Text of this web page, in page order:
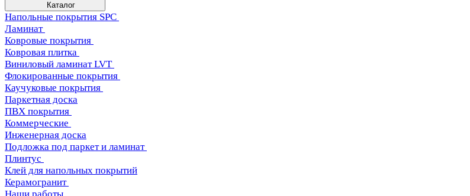
Каталог
Напольные покрытия SPC
Ламинат
Ковровые покрытия
Ковровая плитка
Виниловый ламинат LVT
Флокированные покрытия
Каучуковые покрытия
Паркетная доска
ПВХ покрытия
Коммерческие
Инженерная доска
Подложка под паркет и ламинат
Плинтус
Клей для напольных покрытий
Керамогранит